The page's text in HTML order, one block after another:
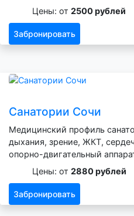
Цены: от 2500 рублей
Забронировать
Санатории Сочи
Медицинский профиль
дыхания, зрение, ЖКТ,
опорно-двигательный
Цены: от 2880 рублей
Забронировать